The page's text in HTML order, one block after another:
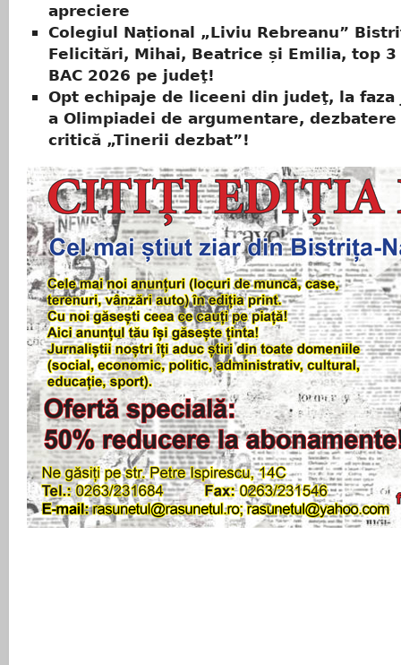
apreciere
Colegiul Național „Liviu Rebreanu”
Felicitări, Mihai, Beatrice și Emilia, top
BAC 2026 pe judeţ!
Opt echipaje de liceeni din judeţ, la faza
a Olimpiadei de argumentare,
critică „Tinerii dezbat”!